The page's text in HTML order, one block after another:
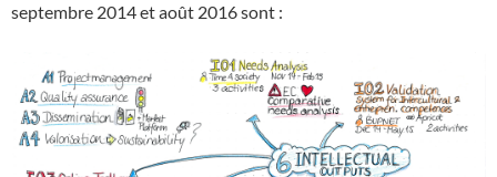
septembre 2014 et août 2016 sont :